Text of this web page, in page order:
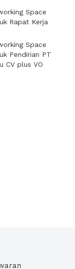
Space
Rapat Kerja
Space
Pendirian PT
CV plus VO